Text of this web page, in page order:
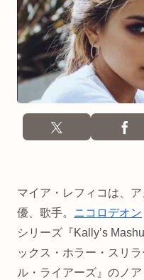
マイア・レフィコは、
優、歌手。 ニコロデオン
シリーズ『Kally’s
ックス・ホラー・スリ
ル・ライアーズ』のノ